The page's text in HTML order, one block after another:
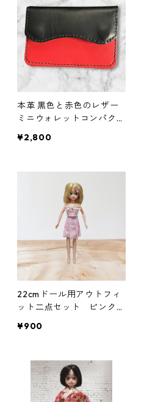
本革 黒色と赤色のレザー
ミニウォレットコンパクト
レット
¥2,800
22cmドール用アウトフィ
ット二点セット ピンクの
ート アイドル 変身ヒロ
¥900